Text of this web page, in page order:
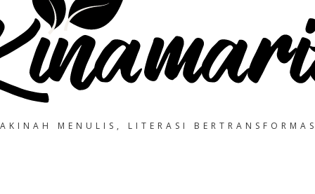
MENULIS, LITERASI